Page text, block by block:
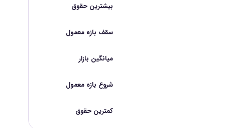
بیشترین حقوق
سقف بازه معمول
میانگین بازار
شروع بازه معمول
کمترین حقوق